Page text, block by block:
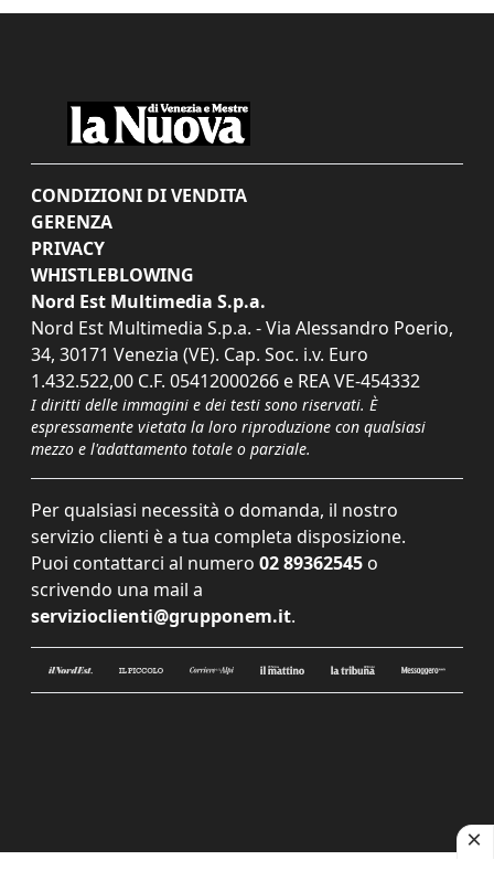
CONDIZIONI DI VENDITA
GERENZA
PRIVACY
WHISTLEBLOWING
Nord Est Multimedia S.p.a.
Nord Est Multimedia S.p.a. - Via Alessandro Poerio,
34, 30171 Venezia (VE). Cap. Soc. i.v. Euro
1.432.522,00 C.F. 05412000266 e REA VE-454332
I diritti delle immagini e dei testi sono riservati. È
espressamente vietata la loro riproduzione con qualsiasi
mezzo e l'adattamento totale o parziale.
Per qualsiasi necessità o domanda, il nostro
servizio clienti è a tua completa disposizione.
Puoi contattarci al numero 02 89362545 o
scrivendo una mail a
servizioclienti@grupponem.it.